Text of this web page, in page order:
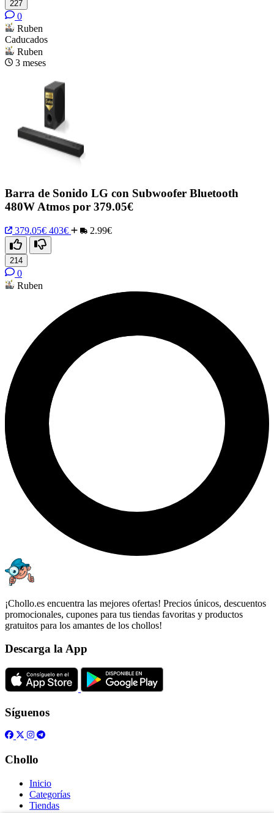
227
0
Ruben
Caducados
Ruben
3 meses
Barra de Sonido LG con Subwoofer Bluetooth
480W Atmos por 379.05€
379.05€ 403€ 2.99€
214
0
Ruben
¡Chollo.es encuentra las mejores ofertas! Precios únicos, descuentos
promocionales, cupones para tus tiendas favoritas y productos
gratuitos para los amantes de los chollos!
Descarga la App
Síguenos
Chollo
Inicio
Categorías
Tiendas